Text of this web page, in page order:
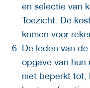
en selectie van
Toezicht. De
komen voor
De leden van
opgave van hun
niet beperkt tot,